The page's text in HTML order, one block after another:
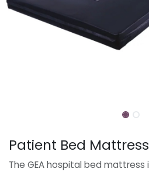
Patient Bed
The GEA hospital bed